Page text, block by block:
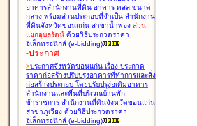
อาคารสำนักงานที่ดิน อาคาร คสล.ขนาด
กลาง พร้อมส่วนประกอบที่จำเป็น สำนักงาน
ที่ดินจังหวัดขอนแก่น สาขาน้ำพอง ส่วน
แยกอุบลรัตน์ ด้วยวิธีประกวดราคา
อิเล็กทรอนิกส์ (e-bidding)
-ประกาศ
>ประกาศจังหวัดขอนแก่น เรื่อง ประกวด
ราคาก่อสร้างปรับปรุงอาคารที่ทำการและสิ่ง
ก่อสร้างประกอบ โดยปรับปรุง่อเติมอาคาร
สำนักงานและพื้นที่บริเวณบ้านพัก
ข้าราชการ สำนักงานที่ดินจังหวัดขอนแก่น
สาขาภูเวียง ด้วยวิธีประกวดราคา
อิเล็กทรอนิกส์ (e-bidding)